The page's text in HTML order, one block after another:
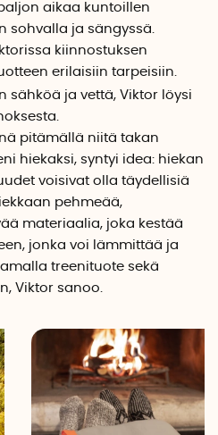
aikaa kuntoillen
sohvalla ja sängyssä.
kiinnostuksen
erilaisiin tarpeisiin.
sähköä ja vettä, Viktor löysi
pitämällä niitä takan
hiekaksi, syntyi idea: hiekan
voisivat olla täydellisiä
pehmeää,
materiaalia, joka kestää
jonka voi lämmittää ja
treenituote sekä
Viktor sanoo.